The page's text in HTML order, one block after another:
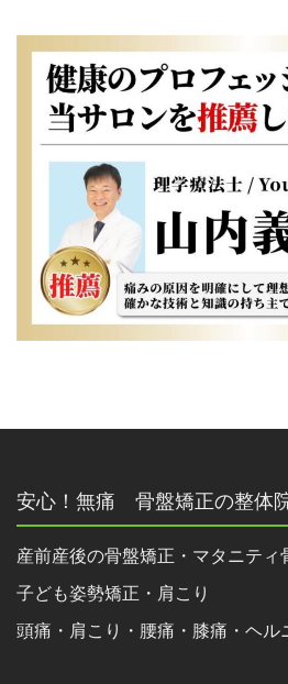
安心！無痛 骨盤矯正の整体
産前産後の骨盤矯正・マタニティ
子ども姿勢矯正・肩こり
頭痛・肩こり・腰痛・膝痛・ヘル